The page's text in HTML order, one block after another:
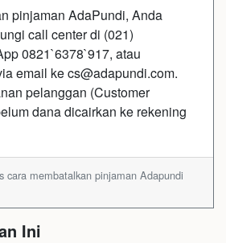
pinjaman AdaPundi, Anda
call center di (021)
0821`6378`917, atau
email ke cs@adapundi.com.
pelanggan (Customer
dana dicairkan ke rekening
cara membatalkan pinjaman Adapundi
Ini